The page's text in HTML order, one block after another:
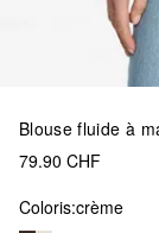
Blouse fluide à
79.90 CHF
Coloris:crème